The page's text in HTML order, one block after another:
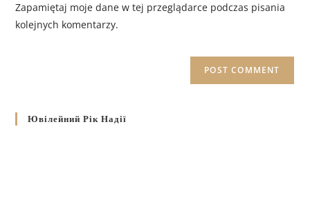
Zapamiętaj moje dane w tej przeglądarce podczas pisania
kolejnych komentarzy.
Ювілейний Рік Надії